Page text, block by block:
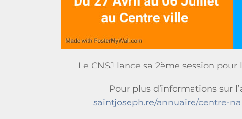
Le CNSJ lance sa 2ème session
Pour plus d’informations sur
saintjoseph.re/annuaire/centre-